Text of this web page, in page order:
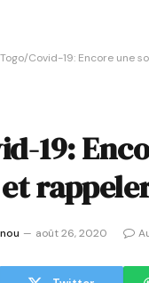
Togo/Covid-19: Encore une
19:
août 26, 2020